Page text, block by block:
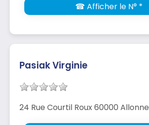
☎ Afficher le N° *
Pasiak Virginie
24 Rue Courtil Roux 60000 Allonne